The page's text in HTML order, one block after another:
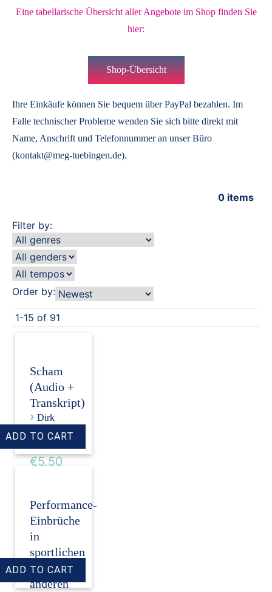
Eine tabellarische Übersicht aller Angebote im Shop finden Sie
hier:
Shop-Übersicht
Ihre Einkäufe können Sie bequem über PayPal bezahlen. Im
Falle technischer Probleme wenden Sie sich bitte direkt mit
Name, Anschrift und Telefonnummer an unser Büro
(kontakt@meg-tuebingen.de).
0 items
Filter by:
Order by:
1-15 of 91
Scham
(Audio +
Transkript)
› Dirk
Revenstorf
€5.50
Performance-
Einbrüche
in
sportlichen
und
anderen